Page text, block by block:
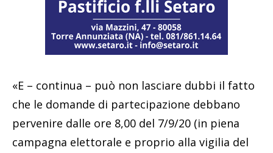
«E – continua – può non lasciare dubbi il fatto
che le domande di partecipazione debbano
pervenire dalle ore 8,00 del 7/9/20 (in piena
campagna elettorale e proprio alla vigilia del